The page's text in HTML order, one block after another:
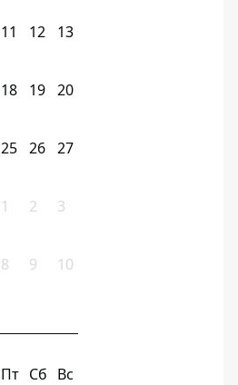
11 12 13
18 19 20
25 26 27
1 2 3
8 9 10
Пт Сб Вс